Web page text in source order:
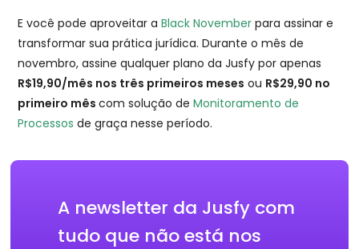
E você pode aproveitar aBlack November para assinar e
transformar sua prática jurídica. Durante o mês de
novembro, assine qualquer plano da Jusfy por apenas
R$19,90/mês nos três primeiros meses ou R$29,90 no
primeiro mêscom solução deMonitoramento de
Processos de graça nesse período.
A newsletter da Jusfy com
tudo que não está nos